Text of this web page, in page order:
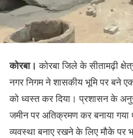
कोरबा। कोरबा जिले के सीतामढ़ी
नगर निगम ने शासकीय भूमि पर बने
को ध्वस्त कर दिया। प्रशासन के
जमीन पर अतिक्रमण कर बनाया गया
व्यवस्था बनाए रखने के लिए मौके पर